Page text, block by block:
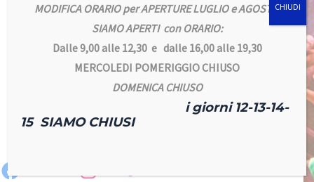
40139 Bologna - Italy
P.IVA/C.F.: 02607991201
Tel-Fax
MODIFICA ORARIO per APERTURE LUGLIO e AGOSTO
SIAMO APERTI con ORARIO:
Dalle 9,00 alle 12,30 e dalle 16,00 alle 19,30
MERCOLEDI POMERIGGIO CHIUSO
DOMENICA CHIUSO
i giorni 12-13-14-
15 SIAMO CHIUSI
CHIUDI